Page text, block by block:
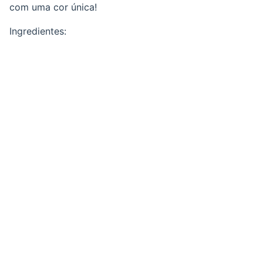
com uma cor única!
Ingredientes: